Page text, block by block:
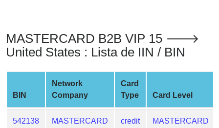
Service
What
My
IP
Address
MASTERCARD B2B VIP 15 🡒
United States : Lista de IIN / BIN
BIN
Network
Company
Card
Type
Card Level
542138 MASTERCARD credit
MASTERCARD